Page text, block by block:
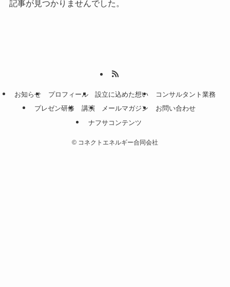
記事が見つかりませんでした。
お知らせ プロフィール 設立に込めた想い
コンサルタント業務
プレゼン研修
講演 メールマガジン
お問い合わせ
ナフサコンテンツ
© コネクトエネルギー合同会社